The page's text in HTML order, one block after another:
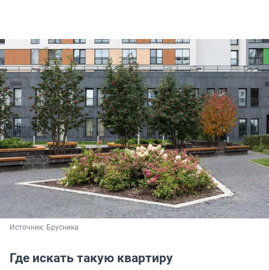
Источник: Брусника
Где искать такую квартиру